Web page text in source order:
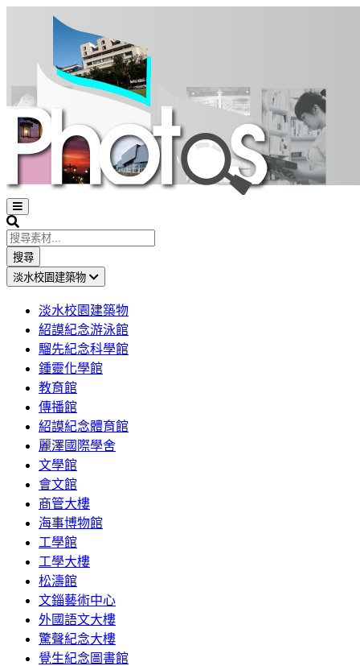
Open
sidebar
Search
搜尋
淡水校園建築物
淡水校園建築物
紹謨紀念游泳館
騮先紀念科學館
鍾靈化學館
教育館
傳播館
紹謨紀念體育館
麗澤國際學舍
文學館
會文館
商管大樓
海事博物館
工學館
工學大樓
松濤館
文錙藝術中心
外國語文大樓
驚聲紀念大樓
覺生紀念圖書館